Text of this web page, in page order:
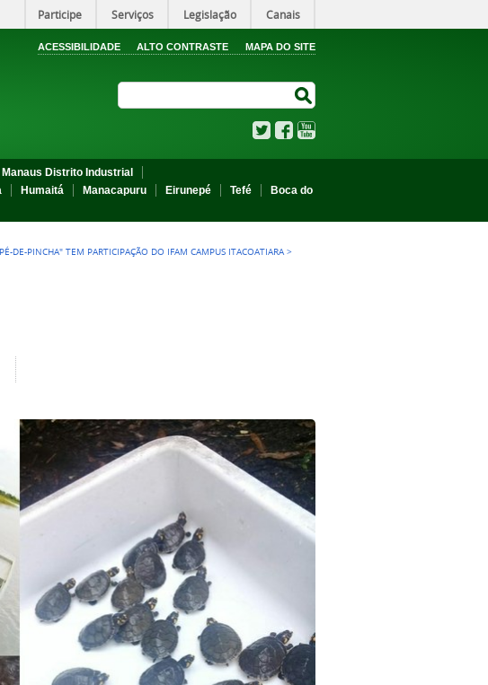
Participe Serviços Legislação Canais
ACESSIBILIDADE ALTO CONTRASTE MAPA DO SITE
TwitterFacebook
Manaus Distrito Industrial
Humaitá Manacapuru Eirunepé Tefé
Boca do
DE-PINCHA" TEM PARTICIPAÇÃO DO IFAM CAMPUS ITACOATIARA >